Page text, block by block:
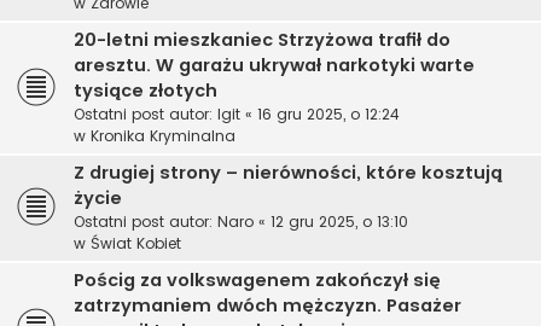
20-letni mieszkaniec Strzyżowa trafił do
aresztu. W garażu ukrywał narkotyki warte
tysiące złotych
Ostatni post autor: Igit « 16 gru 2025, o 12:24
w Kronika Kryminalna
Z drugiej strony – nierówności, które kosztują
życie
Ostatni post autor: Naro « 12 gru 2025, o 13:10
w Świat Kobiet
Pościg za volkswagenem zakończył się
zatrzymaniem dwóch mężczyzn. Pasażer